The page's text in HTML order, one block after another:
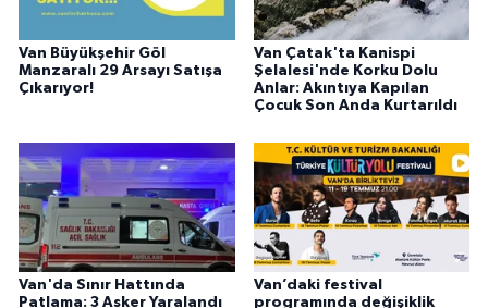
Van Büyükşehir Göl
Manzaralı 29 Arsayı Satışa
Çıkarıyor!
Van Çatak'ta Kanispi
Şelalesi'nde Korku Dolu
Anlar: Akıntıya Kapılan
Çocuk Son Anda Kurtarıldı
Van'da Sınır Hattında
Patlama: 3 Asker Yaralandı
Van’daki festival
programında değişiklik